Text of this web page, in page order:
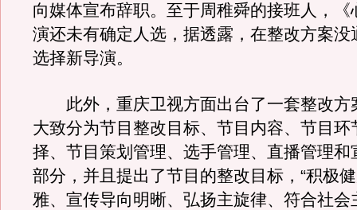
向媒体宣布辞职。至于周稚舜的接班人，《
演还未有确定人选，据透露，在整改方案没
选择新导演。
此外，重庆卫视方面出台了一套整改方
大致分为节目整改目标、节目内容、节目环
择、节目策划管理、选手管理、直播管理和
部分，并且提出了节目的整改目标，“积极
雅、宣传导向明晰、弘扬主旋律、符合社会